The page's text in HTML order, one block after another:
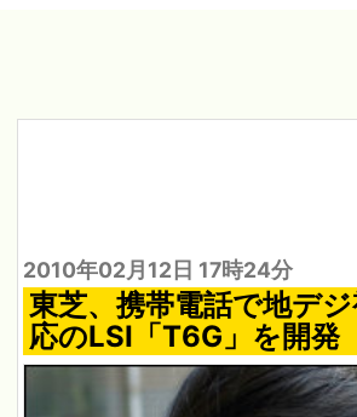
2010年02月12日 17時24分
東芝、携帯電話で地デ
応のLSI「T6G」を開発